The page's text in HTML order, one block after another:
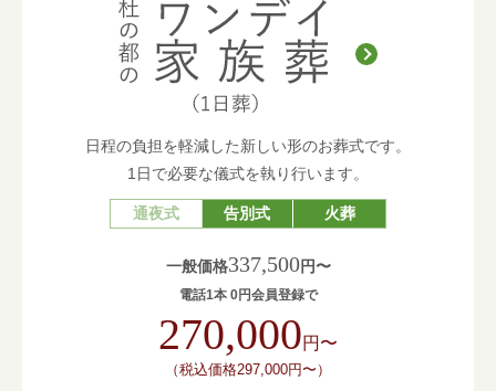
日程の負担を軽減した新しい形のお葬式です。
1日で必要な儀式を執り行います。
通夜式 告別式 火葬
一般価格337,500円〜
電話1本 0円会員登録で
270,000円〜
（税込価格297,000円〜）